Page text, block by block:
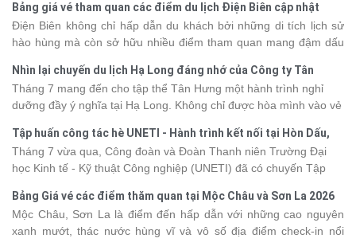
khác nhau, khiến nhiều du khách băn khoăn khi lựa chọn. Bài viết
dưới đây sẽ cập nhật bảng giá tour du thuyền Hạ Long mới nhất
2026 từ 3 - 6 sao, giúp bạn dễ dàng so sánh và tìm được hành
trình phù hợp với nhu cầu cũng như ngân sách.
Bảng giá vé tham quan các điểm du lịch Điện Biên cập nhật
2026
Điện Biên không chỉ hấp dẫn du khách bởi những di tích lịch sử
hào hùng mà còn sở hữu nhiều điểm tham quan mang đậm dấu
phá vùng đất này, việc cập nhật trước giá vé sẽ giúp bạn chủ
động hơn trong lịch trình và chi phí. Cùng Vietsense Travel tham
khảo bảng giá vé tham quan các điểm du lịch Điện Biênmới nhất
năm 2026 ngay dưới đây.
Nhìn lại chuyến du lịch Hạ Long đáng nhớ của Công ty Tân
Hưng 2026
Tháng 7 mang đến cho tập thể Tân Hưng một hành trình nghỉ
dưỡng đầy ý nghĩa tại Hạ Long. Không chỉ được hòa mình vào vẻ
kết, sẻ chia và lưu giữ nhiều khoảnh khắc đáng nhớ. Hãy cùng
nhìn lại chuyến đi ngập tràn niềm vui và những trải nghiệm khó
quên.
Tập huấn công tác hè UNETI - Hành trình kết nối tại Hòn Dấu,
Đồ Sơn
Tháng 7 vừa qua, Công đoàn và Đoàn Thanh niên Trường Đại
học Kinh tế - Kỹ thuật Công nghiệp (UNETI) đã có chuyến Tập
chỉ là dịp nâng cao kỹ năng và chia sẻ kinh nghiệm công tác,
chương trình còn mang đến những hoạt động giao lưu sôi nổi,
góp phần gắn kết tập thể và lưu giữ nhiều kỷ niệm đáng nhớ.
Bảng Giá vé các điểm thăm quan tại Mộc Châu và Sơn La 2026
Mộc Châu, Sơn La là điểm đến hấp dẫn với những cao nguyên
xanh mướt, thác nước hùng vĩ và vô số địa điểm check-in nổi